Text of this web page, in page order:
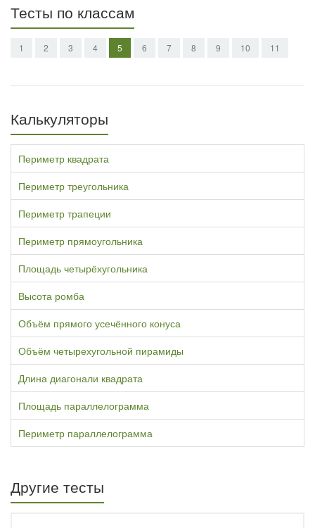
Тесты по классам
1 2 3 4 5 6 7 8 9 10 11
Калькуляторы
Периметр квадрата
Периметр треугольника
Периметр трапеции
Периметр прямоугольника
Площадь четырёхугольника
Высота ромба
Объём прямого усечённого конуса
Объём четырехугольной пирамиды
Длина диагонали квадрата
Площадь параллелограмма
Периметр параллелограмма
Другие тесты